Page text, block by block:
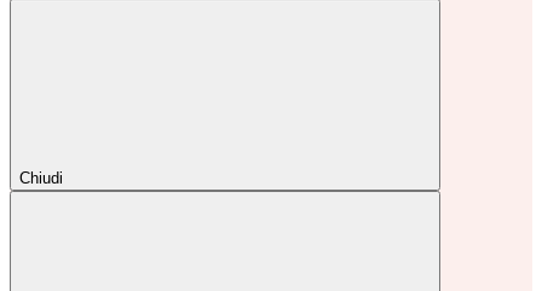
Chiudi